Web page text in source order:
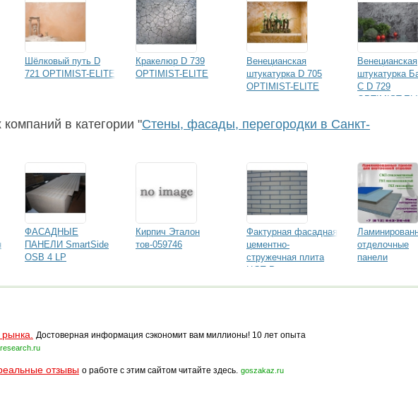
Шёлковый путь D
721 OPTIMIST-ELITE
Кракелюр D 739
OPTIMIST-ELITE
Венецианская
штукатурка D 705
OPTIMIST-ELITE
Венецианская
штукатурка
С D 729
OPTIMIST-
в категории "Стены, фасады, перегородки в Санкт-
ФАСАДНЫЕ
ПАНЕЛИ SmartSide
OSB 4 LP
Кирпич Эталон
тов-059746
Фактурная фасадная
цементно-
стружечная плита
ЦСП Россия
отделочные
панели
Достоверная информация сэкономит вам миллионы! 10 лет опыта
отзывы о работе с этим сайтом читайте здесь. goszakaz.ru